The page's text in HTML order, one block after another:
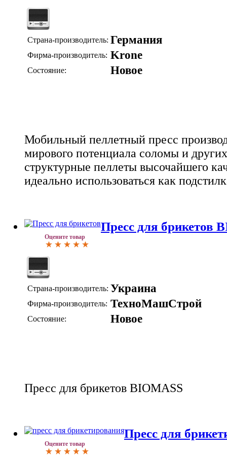
Страна-производитель: Германия
Фирма-производитель: Krone
Состояние: Новое
Мобильный пеллетный пресс
мирового потенциала соломы и
структурные пеллеты высочайшего
идеально использоваться как
Оцените товар
Пресс для брикетов
Страна-производитель: Украина
Фирма-производитель: ТехноМашСтрой
Состояние: Новое
Пресс для брикетов BIOMASS
Оцените товар
Пресс для